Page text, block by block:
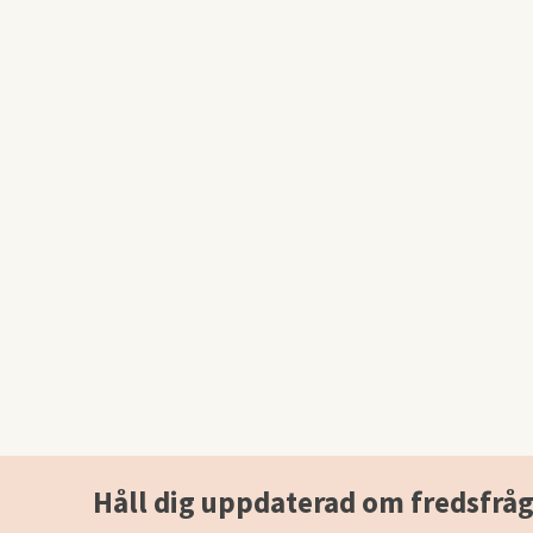
Håll dig uppdaterad om